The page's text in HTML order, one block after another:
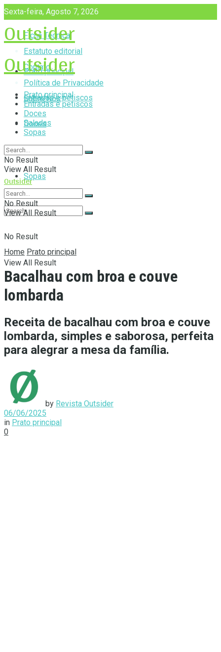
Sexta-feira, Agosto 7, 2026
Ficha Técnica
Estatuto editorial
Contato
Política de Privacidade
Sobre Nós
Outsider
Prato principal
Entradas e petiscos
Doces
Saladas
Sopas
No Result
View All Result
Outsider
Prato principal
Entradas e petiscos
Doces
Saladas
Sopas
No Result
View All Result
Outsider
No Result
View All Result
Home Prato principal
Bacalhau com broa e couve
lombarda
Receita de bacalhau com broa e couve
lombarda, simples e saborosa, perfeita
para alegrar a mesa da família.
by Revista Outsider
06/06/2025
in Prato principal
0